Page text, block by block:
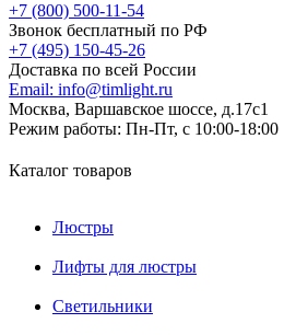
+7 (800) 500-11-54
Звонок бесплатный по РФ
+7 (495) 150-45-26
Доставка по всей России
Email: info@timlight.ru
Москва, Варшавское шоссе, д.17c1
Режим работы: Пн-Пт, с 10:00-18:00
Каталог товаров
Люстры
Лифты для люстры
Светильники